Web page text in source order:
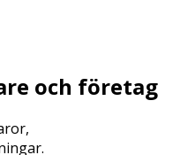
och företag